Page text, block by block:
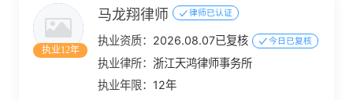
执业12年
马龙翔律师 律师已认证
执业资质： 2026.08.07已复核 今日已复核
执业律所：浙江天鸿律师事务所
执业年限： 12年